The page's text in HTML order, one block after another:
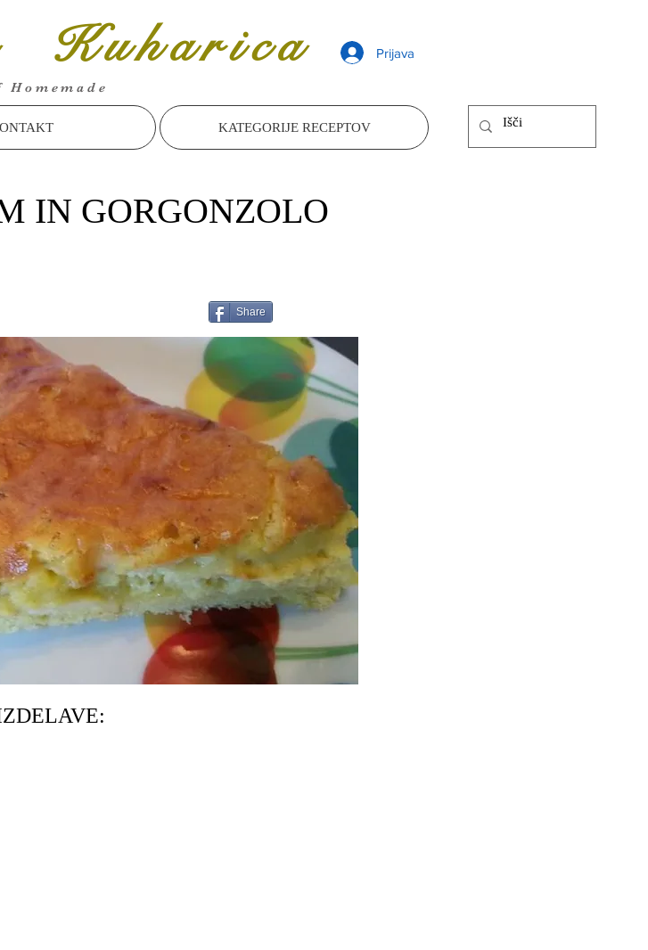
Kuharica Prijava
Homemade
KATEGORIJE RECEPTOV
IN GORGONZOLO
Share